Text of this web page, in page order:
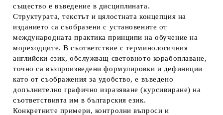
същество е въведение в дисциплината.
Структурата, текстът и цялостната концепция на
изданието са съобразени с установените от
международната практика принципи на обучение на
мореходците. В съответствие с терминолoгичния
английски език, обслужващ световното корабоплаване,
точно са възпроизведени формулировки и дефиниции
като от съображения за удобство, е въведено
допълнително графично изразяване (курсивиране) на
съответствията им в българския език.
Конкретните примери, контролни въпроси и